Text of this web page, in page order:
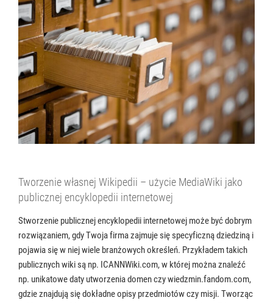
Tworzenie własnej Wikipedii – użycie MediaWiki jako
publicznej encyklopedii internetowej
Stworzenie publicznej encyklopedii internetowej może być dobrym
rozwiązaniem, gdy Twoja firma zajmuje się specyficzną dziedziną i
pojawia się w niej wiele branżowych określeń. Przykładem takich
publicznych wiki są np. ICANNWiki.com, w której można znaleźć
np. unikatowe daty utworzenia domen czy wiedzmin.fandom.com,
gdzie znajdują się dokładne opisy przedmiotów czy misji. Tworząc